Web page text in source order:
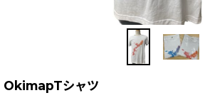
OkimapTシャツ